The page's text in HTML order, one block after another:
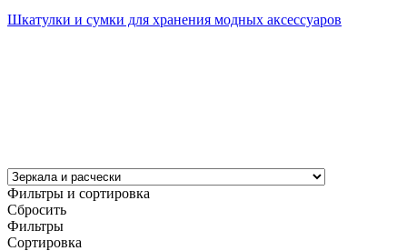
Шкатулки и сумки для хранения модных аксессуаров
Фильтры и сортировка
Сбросить
Фильтры
Сортировка